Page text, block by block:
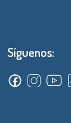
Síguenos: